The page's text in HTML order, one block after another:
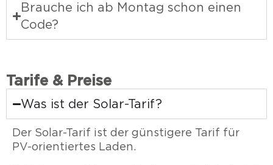
Brauche ich ab Montag schon einen
Code?
Tarife & Preise
Was ist der Solar-Tarif?
Der Solar-Tarif ist der günstigere Tarif für
PV-orientiertes Laden.